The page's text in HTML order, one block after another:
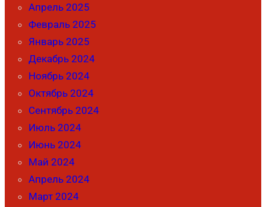
Апрель 2025
Февраль 2025
Январь 2025
Декабрь 2024
Ноябрь 2024
Октябрь 2024
Сентябрь 2024
Июль 2024
Июнь 2024
Май 2024
Апрель 2024
Март 2024